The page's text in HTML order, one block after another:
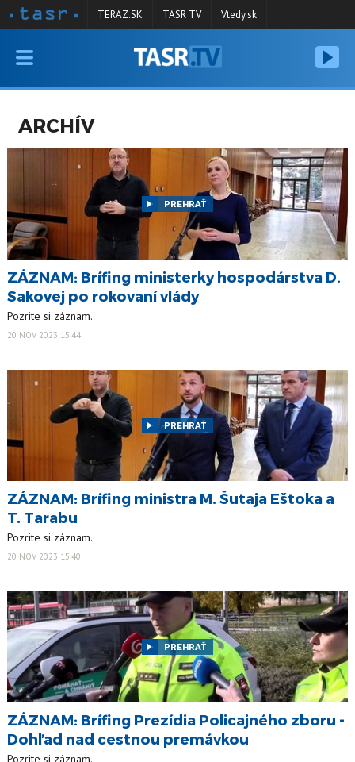
VYSIELANIE
SPRAVODAJSTVO
KONTAKT
ARCHÍV
TERAZ.SK TASR TV Vtedy.sk
ARCHÍV
PREHRAŤ
ZÁZNAM: Brífing ministerky hospodárstva D.
Sakovej po rokovaní vlády
Pozrite si záznam.
20 NOV 2023 15:44
PREHRAŤ
ZÁZNAM: Brífing ministra M. Šutaja Eštoka a
T. Tarabu
Pozrite si záznam.
20 NOV 2023 15:40
PREHRAŤ
ZÁZNAM: Brífing Prezídia Policajného zboru -
Dohľad nad cestnou premávkou
Pozrite si záznam.